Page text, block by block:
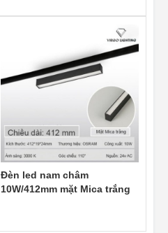
Đèn led nam châm
10W/412mm mặt Mica trắng